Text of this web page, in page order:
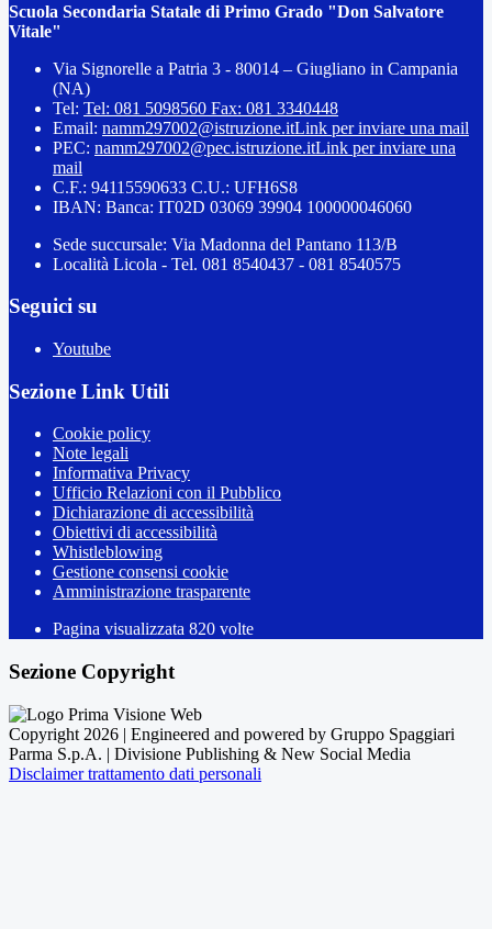
Scuola Secondaria Statale di Primo Grado "Don Salvatore
Vitale"
Via Signorelle a Patria 3 - 80014 – Giugliano in Campania
(NA)
Tel: Tel: 081 5098560 Fax: 081 3340448
Email: namm297002@istruzione.itLink per inviare una mail
PEC: namm297002@pec.istruzione.itLink per inviare una
mail
C.F.: 94115590633 C.U.: UFH6S8
IBAN: Banca: IT02D 03069 39904 100000046060
Sede succursale: Via Madonna del Pantano 113/B
Località Licola - Tel. 081 8540437 - 081 8540575
Seguici su
Youtube
Sezione Link Utili
Cookie policy
Note legali
Informativa Privacy
Ufficio Relazioni con il Pubblico
Dichiarazione di accessibilità
Obiettivi di accessibilità
Whistleblowing
Gestione consensi cookie
Amministrazione trasparente
Pagina visualizzata 820 volte
Sezione Copyright
Copyright 2026 | Engineered and powered by Gruppo Spaggiari
Parma S.p.A. | Divisione Publishing & New Social Media
Disclaimer trattamento dati personali